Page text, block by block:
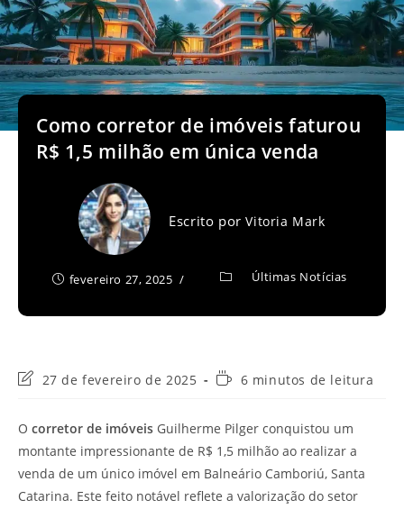
Como corretor de imóveis faturou
R$ 1,5 milhão em única venda
Escrito porVitoria Mark
fevereiro 27, 2025 Últimas Notícias
Última
post:
27 de fevereiro de 2025
Tempo6 minutos de leitura
O corretor de imóveis Guilherme Pilger conquistou um
montante impressionante de R$ 1,5 milhão ao realizar a
venda de um único imóvel em Balneário Camboriú, Santa
Catarina. Este feito notável reflete a valorização do setor